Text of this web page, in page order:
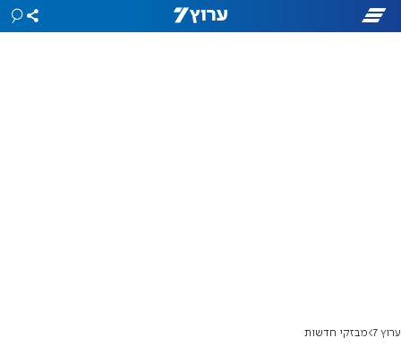
ערוץ 7 מבזקי חדשות